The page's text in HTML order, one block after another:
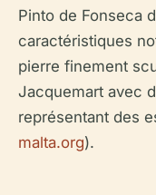
Pinto de Fonseca
caractéristiques
pierre finement
Jacquemart avec
représentant des
malta.org).